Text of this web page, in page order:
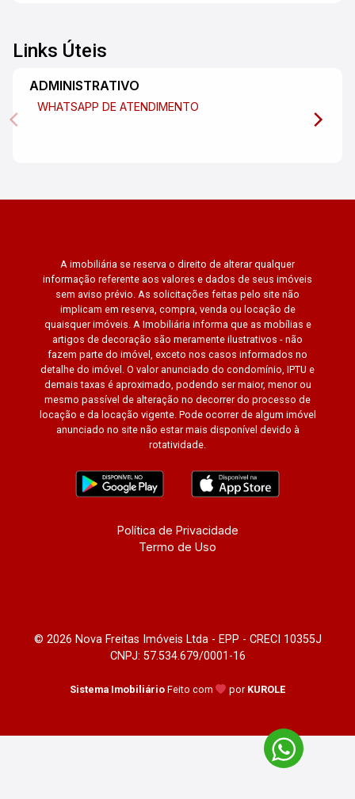
Links Úteis
ADMINISTRATIVO
WHATSAPP DE ATENDIMENTO
A imobiliária se reserva o direito de alterar qualquer
informação referente aos valores e dados de seus imóveis
sem aviso prévio. As solicitações feitas pelo site não
implicam em reserva, compra, venda ou locação de
quaisquer imóveis. A Imobiliária informa que as mobílias e
artigos de decoração são meramente ilustrativos - não
fazem parte do imóvel, exceto nos casos informados no
detalhe do imóvel. O valor anunciado do condomínio, IPTU e
demais taxas é aproximado, podendo ser maior, menor ou
mesmo passível de alteração no decorrer do processo de
locação e da locação vigente. Pode ocorrer de algum imóvel
anunciado no site não estar mais disponível devido à
rotatividade.
Política de Privacidade
Termo de Uso
© 2026 Nova Freitas Imóveis Ltda - EPP - CRECI 10355J
CNPJ: 57.534.679/0001-16
Sistema Imobiliário Feito com por KUROLE